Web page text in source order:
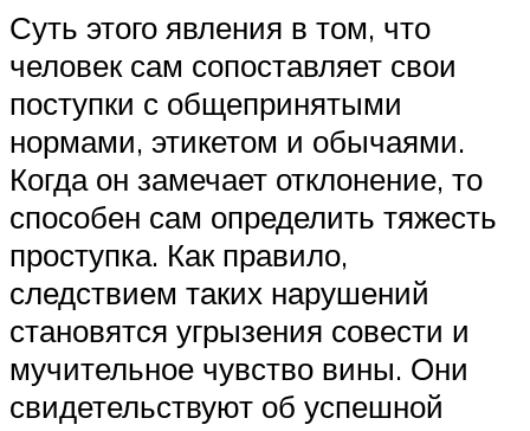
Суть этого явления в том, что
человек сам сопоставляет свои
поступки с общепринятыми
нормами, этикетом и обычаями.
Когда он замечает отклонение, то
способен сам определить тяжесть
проступка. Как правило,
следствием таких нарушений
становятся угрызения совести и
мучительное чувство вины. Они
свидетельствуют об успешной